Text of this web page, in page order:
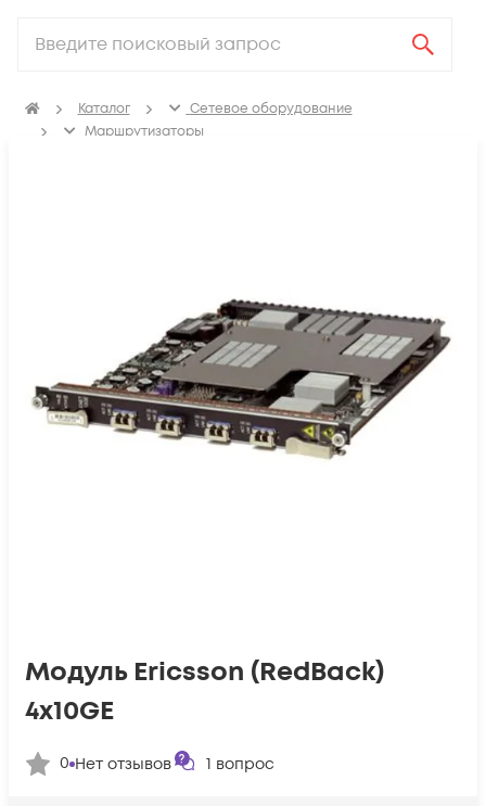
Каталог
Сетевое оборудование
Маршрутизаторы
Модуль Ericsson (RedBack)
4x10GE
0 Нет отзывов 1 вопрос